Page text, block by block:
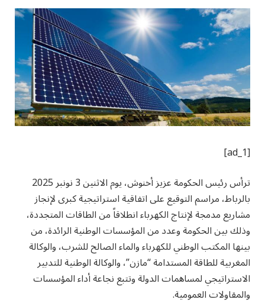
[ad_1]
ترأس رئيس الحكومة عزيز أخنوش، يوم الاثنين 3 نونبر 2025
بالرباط، مراسم التوقيع على اتفاقية استراتيجية كبرى لإنجاز
مشاريع مدمجة لإنتاج الكهرباء انطلاقاً من الطاقات المتجددة،
وذلك بين الحكومة وعدد من المؤسسات الوطنية الرائدة، من
بينها المكتب الوطني للكهرباء والماء الصالح للشرب، والوكالة
المغربية للطاقة المستدامة “مازن”، والوكالة الوطنية للتدبير
الاستراتيجي لمساهمات الدولة وتتبع نجاعة أداء المؤسسات
والمقاولات العمومية.